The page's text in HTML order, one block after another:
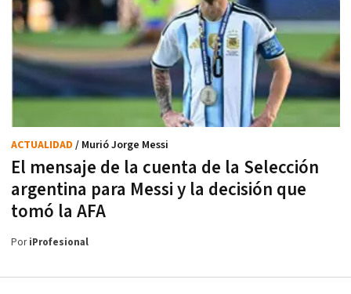
El mensaje de la cuenta de la Selección
argentina para Messi y la decisión que
tomó la AFA
ACTUALIDAD / Murió Jorge Messi
PoriProfesional